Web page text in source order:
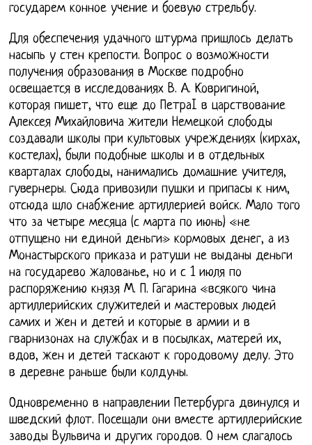
государем конное учение и боевую стрельбу.
Для обеспечения удачного штурма пришлось делать
насыпь у стен крепости. Вопрос о возможности
получения образования в Москве подробно
освещается в исследованиях В. А. Ковригиной,
которая пишет, что еще до ПетраI в царствование
Алексея Михайловича жители Немецкой слободы
создавали школы при культовых учреждениях (кирхах,
костелах), были подобные школы и в отдельных
кварталах слободы, нанимались домашние учителя,
гувернеры. Сюда привозили пушки и припасы к ним,
отсюда шло снабжение артиллерией войск. Мало того
что за четыре месяца (с марта по июнь) «не
отпущено ни единой деньги» кормовых денег, а из
Монастырского приказа и ратуши не выданы деньги
на государево жалованье, но и с 1 июля по
распоряжению князя М. П. Гагарина «всякого чина
артиллерийских служителей и мастеровых людей
самих и жен и детей и которые в армии и в
гварнизонах на службах и в посылках, матерей их,
вдов, жен и детей таскают к городовому делу. Это
в деревне раньше были колдуны.
Одновременно в направлении Петербурга двинулся и
шведский флот. Посещали они вместе артиллерийские
заводы Вульвича и других городов. О нем слагалось